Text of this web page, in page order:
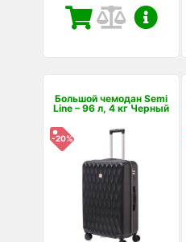
Большой чемодан Semi
Line – 96 л, 4 кг Черный
-20%